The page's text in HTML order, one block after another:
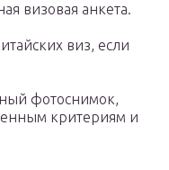
визовая анкета.
виз, если
фотоснимок,
критериям и